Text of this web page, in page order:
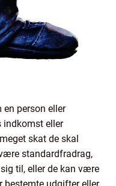
person eller
indkomst eller
skat de skal
standardfradrag,
til, eller de kan være